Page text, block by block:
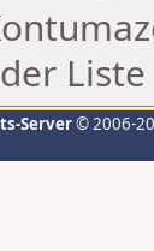
Server© 2006-